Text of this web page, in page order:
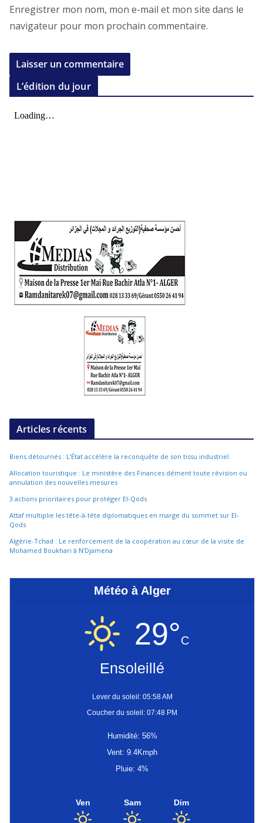
Enregistrer mon nom, mon e-mail et mon site dans le
navigateur pour mon prochain commentaire.
L’édition du jour
Articles récents
Biens détournés : L’État accélère la reconquête de son tissu industriel
Allocation touristique : Le ministère des Finances dément toute révision ou
annulation des nouvelles mesures
3 actions prioritaires pour protéger El-Qods
Attaf multiplie les tête-à-tête diplomatiques en marge du sommet sur El-
Qods
Algérie-Tchad : Le renforcement de la coopération au cœur de la visite de
Mohamed Boukhari à N’Djamena
Météo à Alger
29°C
Ensoleillé
Lever du soleil: 05:58 AM
Coucher du soleil: 07:48 PM
Humidité: 56%
Vent: 9.4Kmph
Pluie: 4%
Ven Sam Dim